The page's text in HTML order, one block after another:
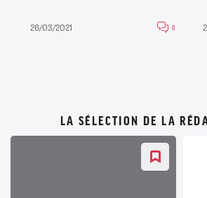
26/03/2021 0
LA SÉLECTION DE LA